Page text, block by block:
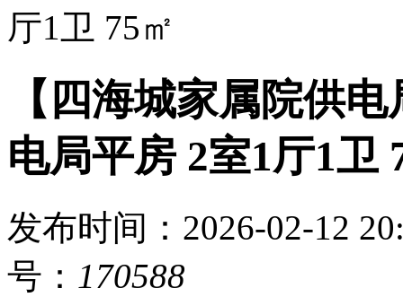
厅1卫 75㎡
【四海城家属院供
电局平房 2室1厅1卫
发布时间： 2026-02-12
号： 170588